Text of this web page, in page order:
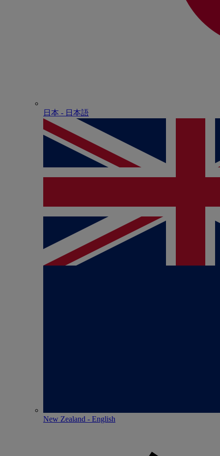
日本 - ⽇本語
New Zealand - English